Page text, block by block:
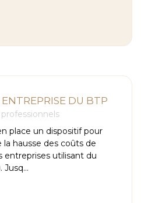
DU BTP
place un dispositif pour
hausse des coûts de
entreprises utilisant du